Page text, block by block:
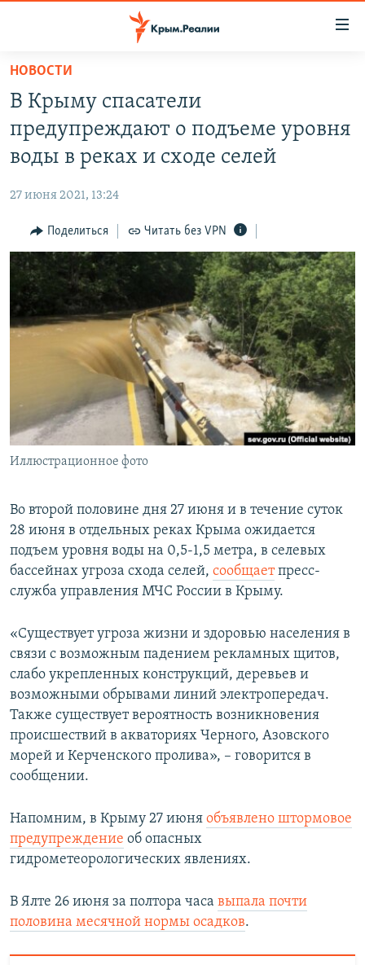
Вернуться
основному
содержанию
Вернутся
главной
Вернутся
поиску
СПЕЦПРОЕКТЫ
11 ЛЕТ ОККУПАЦИИ КРЫМА. 11 ИСТОРИЙ СОПРОТИВЛЕНИЯ
ВОДА
ЕЩЕ
ИНТЕРАКТИВ
ИНФОГРАФИКА
ТЕЛЕПРОЕКТ КРЫМ.РЕАЛИИ
СОВЕТЫ ПРАВОЗАЩИТНИКОВ
ПРОПАВШИЕ БЕЗ ВЕСТИ
ПОБЕДИТЕЛЕЙ НЕ СУДЯТ?
КРЫМ.НЕПОКОРЕННЫЙ
ELIFBE
УКРАИНСКАЯ ПРОБЛЕМА КРЫМА
РАДІО СВОБОДА
КАК ОБОЙТИ БЛОКИРОВКУ
Українською
Qırımtatar
ПРИСОЕДИНЯЙТЕСЬ!
НОВОСТИ
В Крыму спасатели
предупреждают о подъеме уровня
воды в реках и сходе селей
27 июня 2021, 13:24
Поделиться Читать без VPN
Иллюстрационное фото
Во второй половине дня 27 июня и в течение суток
28 июня в отдельных реках Крыма ожидается
подъем уровня воды на 0,5-1,5 метра, в селевых
бассейнах угроза схода селей, сообщаетпресс-
служба управления МЧС России в Крыму.
«Существует угроза жизни и здоровью населения в
связи с возможным падением рекламных щитов,
слабо укрепленных конструкций, деревьев и
возможными обрывами линий электропередач.
Также существует вероятность возникновения
происшествий в акваториях Черного, Азовского
морей и Керченского пролива», – говорится в
сообщении.
Напомним, в Крыму 27 июня объявлено штормовое
предупреждение об опасных
гидрометеорологических явлениях.
В Ялте 26 июня за полтора часа выпала почти
половина месячной нормы осадков.